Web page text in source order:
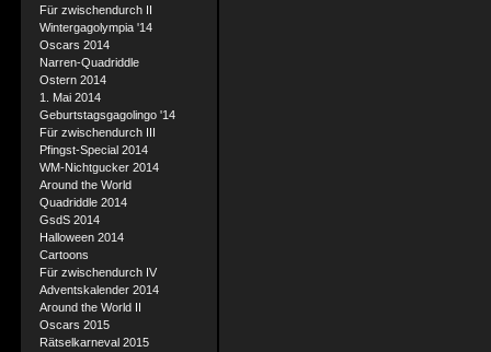
Für zwischendurch II
Wintergagolympia '14
Oscars 2014
Narren-Quadriddle
Ostern 2014
1. Mai 2014
Geburtstagsgagolingo '14
Für zwischendurch III
Pfingst-Special 2014
WM-Nichtgucker 2014
Around the World
Quadriddle 2014
GsdS 2014
Halloween 2014
Cartoons
Für zwischendurch IV
Adventskalender 2014
Around the World II
Oscars 2015
Rätselkarneval 2015